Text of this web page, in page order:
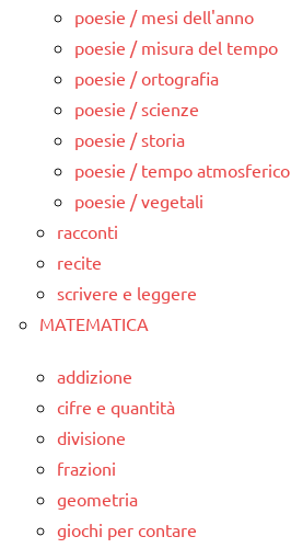
poesie / mesi dell'anno
poesie / misura del tempo
poesie / ortografia
poesie / scienze
poesie / storia
poesie / tempo atmosferico
poesie / vegetali
racconti
recite
scrivere e leggere
MATEMATICA
addizione
cifre e quantità
divisione
frazioni
geometria
giochi per contare